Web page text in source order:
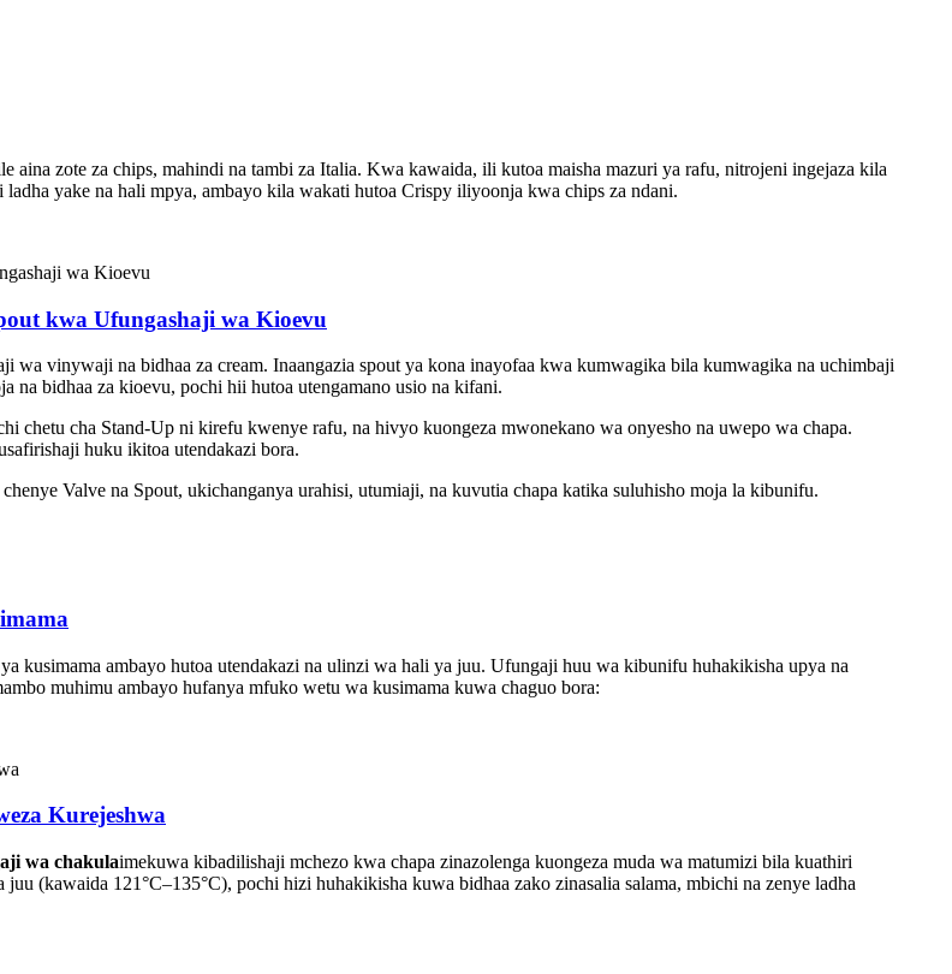
aina zote za chips, mahindi na tambi za Italia. Kwa kawaida, ili kutoa maisha mazuri ya rafu, nitrojeni ingejaza kila
yake na hali mpya, ambayo kila wakati hutoa Crispy iliyoonja kwa chips za ndani.
kwa Ufungashaji wa Kioevu
wa vinywaji na bidhaa za cream. Inaangazia spout ya kona inayofaa kwa kumwagika bila kumwagika na uchimbaji
na bidhaa za kioevu, pochi hii hutoa utengamano usio na kifani.
cha Stand-Up ni kirefu kwenye rafu, na hivyo kuongeza mwonekano wa onyesho na uwepo wa chapa.
huku ikitoa utendakazi bora.
Valve na Spout, ukichanganya urahisi, utumiaji, na kuvutia chapa katika suluhisho moja la kibunifu.
kusimama ambayo hutoa utendakazi na ulinzi wa hali ya juu. Ufungaji huu wa kibunifu huhakikisha upya na
muhimu ambayo hufanya mfuko wetu wa kusimama kuwa chaguo bora:
Kurejeshwa
wa chakulaimekuwa kibadilishaji mchezo kwa chapa zinazolenga kuongeza muda wa matumizi bila kuathiri
(kawaida 121°C–135°C), pochi hizi huhakikisha kuwa bidhaa zako zinasalia salama, mbichi na zenye ladha